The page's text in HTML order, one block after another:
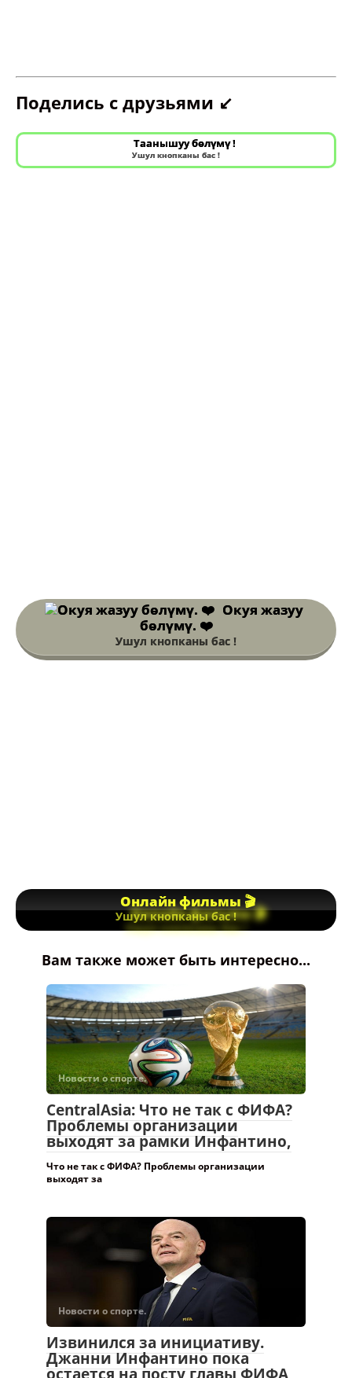
Поделись с друзьями ↙️
Таанышуу бөлүмү !
Ушул кнопканы бас !
Окуя жазуу
бөлүмү. ❤️
Ушул кнопканы бас !
Онлайн фильмы 🎬
Ушул кнопканы бас !
Вам также может быть интересно...
Новости о спорте.
CentralAsia: Что не так с ФИФА?
Проблемы организации
выходят за рамки Инфантино,
Что не так с ФИФА? Проблемы организации
выходят за
Новости о спорте.
Извинился за инициативу.
Джанни Инфантино пока
остается на посту главы ФИФА